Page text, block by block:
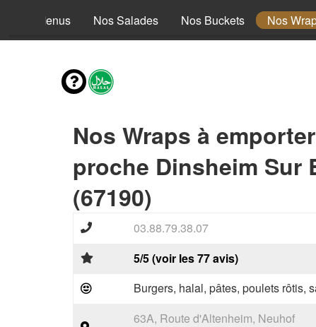
Nos Menus Nos Salades Nos Buckets Nos
Nos Wraps à emporter
proche Dinsheim Sur
(67190)
03.88.79.38.07
5/5 (voir les 77 avis)
Burgers, halal, pâtes, poulets rôtis,
63A, Route d'Altenheim, Neuhof